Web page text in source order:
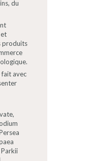
du
produits
fait avec